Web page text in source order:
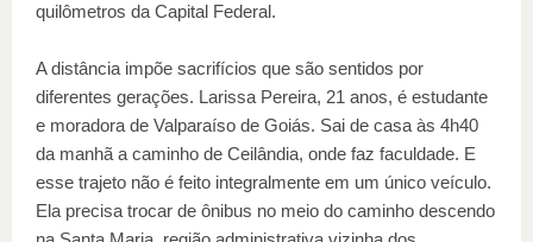
quilômetros da Capital Federal.
A distância impõe sacrifícios que são sentidos por
diferentes gerações. Larissa Pereira, 21 anos, é estudante
e moradora de Valparaíso de Goiás. Sai de casa às 4h40
da manhã a caminho de Ceilândia, onde faz faculdade. E
esse trajeto não é feito integralmente em um único veículo.
Ela precisa trocar de ônibus no meio do caminho descendo